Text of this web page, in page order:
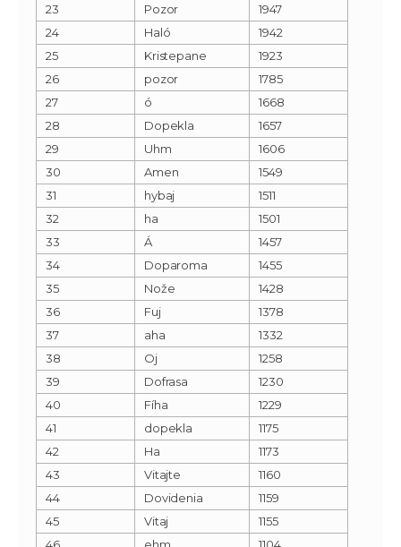
23
Pozor
1947
24
Haló
1942
25
Kristepane
1923
26
pozor
1785
27
ó
1668
28
Dopekla
1657
29
Uhm
1606
30
Amen
1549
31
hybaj
1511
32
ha
1501
33
Á
1457
34
Doparoma
1455
35
Nože
1428
36
Fuj
1378
37
aha
1332
38
Oj
1258
39
Dofrasa
1230
40
Fíha
1229
41
dopekla
1175
42
Ha
1173
43
Vitajte
1160
44
Dovidenia
1159
45
Vitaj
1155
46
ehm
1104